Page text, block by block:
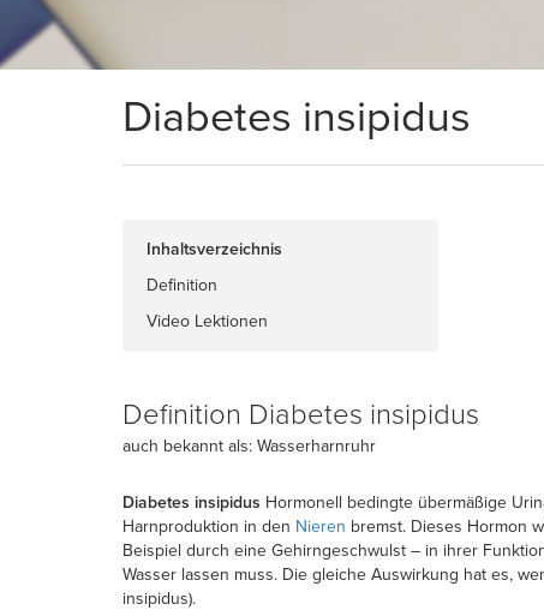
Diabetes insipidus
Inhaltsverzeichnis
Definition
Video Lektionen
Definition Diabetes insipidus
auch bekannt als: Wasserharnruhr
Diabetes insipidus Hormonell bedingte übermäßige
Harnproduktion in den Nieren bremst. Dieses Hormon
Beispiel durch eine Gehirngeschwulst – in ihrer
Wasser lassen muss. Die gleiche Auswirkung hat es,
insipidus).